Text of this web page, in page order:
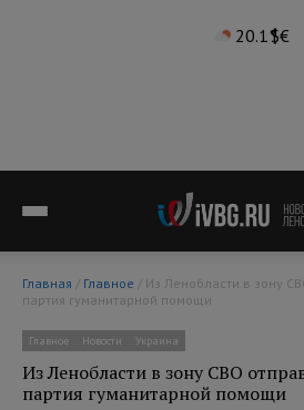
20.1°$€
Главная / Главное
партия гуманитарной помощи
Главное Новости Украина
Из Ленобласти в зону СВО
партия гуманитарной помощи